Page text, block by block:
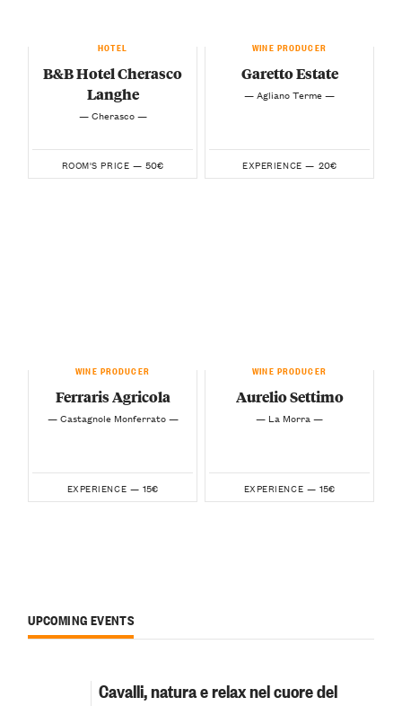
HOTEL
B&B Hotel Cherasco
Langhe
— Cherasco —
ROOM'S PRICE — 50€
WINE PRODUCER
Garetto Estate
— Agliano Terme —
EXPERIENCE — 20€
WINE PRODUCER
Ferraris Agricola
— Castagnole Monferrato —
EXPERIENCE — 15€
WINE PRODUCER
Aurelio Settimo
— La Morra —
EXPERIENCE — 15€
UPCOMING EVENTS
Cavalli, natura e relax nel cuore del